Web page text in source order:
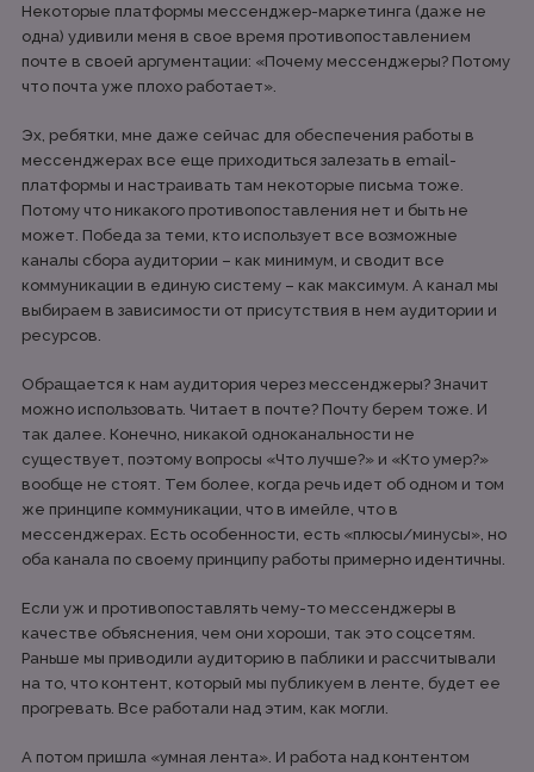
Некоторые платформы мессенджер-маркетинга (даже не
одна) удивили меня в свое время противопоставлением
почте в своей аргументации: «Почему мессенджеры? Потому
что почта уже плохо работает».
Эх, ребятки, мне даже сейчас для обеспечения работы в
мессенджерах все еще приходиться залезать в email-
платформы и настраивать там некоторые письма тоже.
Потому что никакого противопоставления нет и быть не
может. Победа за теми, кто использует все возможные
каналы сбора аудитории – как минимум, и сводит все
коммуникации в единую систему – как максимум. А канал мы
выбираем в зависимости от присутствия в нем аудитории и
ресурсов.
Обращается к нам аудитория через мессенджеры? Значит
можно использовать. Читает в почте? Почту берем тоже. И
так далее. Конечно, никакой одноканальности не
существует, поэтому вопросы «Что лучше?» и «Кто умер?»
вообще не стоят. Тем более, когда речь идет об одном и том
же принципе коммуникации, что в имейле, что в
мессенджерах. Есть особенности, есть «плюсы/минусы», но
оба канала по своему принципу работы примерно идентичны.
Если уж и противопоставлять чему-то мессенджеры в
качестве объяснения, чем они хороши, так это соцсетям.
Раньше мы приводили аудиторию в паблики и рассчитывали
на то, что контент, который мы публикуем в ленте, будет ее
прогревать. Все работали над этим, как могли.
А потом пришла «умная лента». И работа над контентом